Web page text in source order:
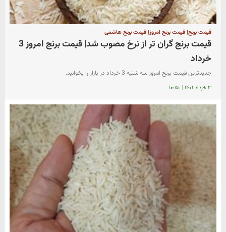
قیمت برنج| قیمت برنج امروز| قیمت برنج هاشمی
قیمت برنج گران تر از نرخ مصوب شد| قیمت برنج امروز 3
خرداد
جدیدترین قیمت برنج امروز سه شنبه 3 خرداد در بازار را بخوانید.
۳ خرداد ۱۴۰۱ | ۱۰:۵۱